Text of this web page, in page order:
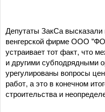
Депутаты ЗакСа высказали
венгерской фирме ООО
устраивает тот факт, что
и другими субподрядными
урегулированы вопросы
работ, а это в конечном
строительства и